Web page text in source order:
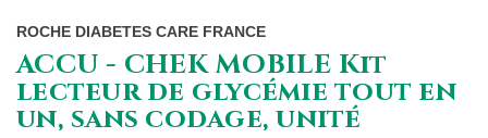
ROCHE DIABETES CARE FRANCE
ACCU - CHEK MOBILE Kit
lecteur de glycémie tout en
un, sans codage, unité